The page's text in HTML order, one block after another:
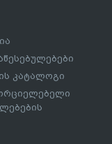
კატალოგი